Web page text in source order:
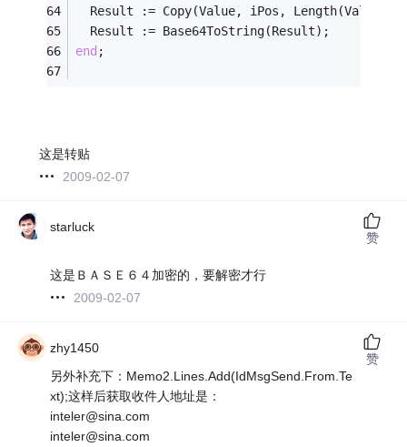
Result := Copy(Value, iPos, Length(Value)
  Result := Base64ToString(Result);
end ;
这是转贴
2009-02-07
starluck
这是ＢＡＳＥ６４加密的，要解密才行
2009-02-07
赞
zhy1450
另外补充下：Memo2.Lines.Add(IdMsgSend.From.Te
xt);这样后获取收件人地址是：
inteler@sina.com
inteler@sina.com
赞